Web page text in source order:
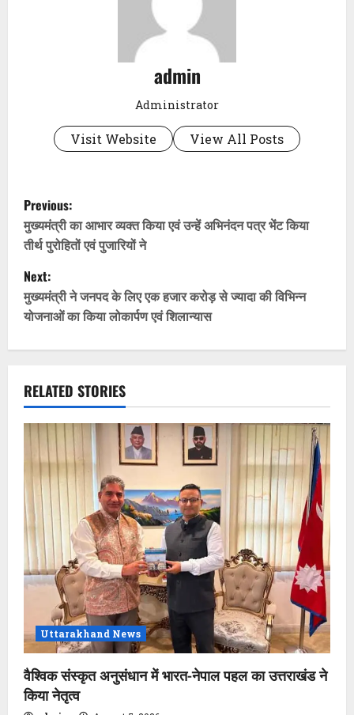
admin
Administrator
Visit Website View All Posts
P
o
s
t
n
v
i
g
a
t
i
o
n
Previous:
मुख्यमंत्री का आभार व्यक्त किया एवं उन्हें अभिनंदन पत्र भेंट किया
तीर्थ पुरोहितों एवं पुजारियों ने
Next:
मुख्यमंत्री ने जनपद के लिए एक हजार करोड़ से ज्यादा की विभिन्न
योजनाओं का किया लोकार्पण एवं शिलान्यास
RELATED STORIES
Uttarakhand News
वैश्विक संस्कृत अनुसंधान में भारत-नेपाल पहल का उत्तराखंड ने
किया नेतृत्व